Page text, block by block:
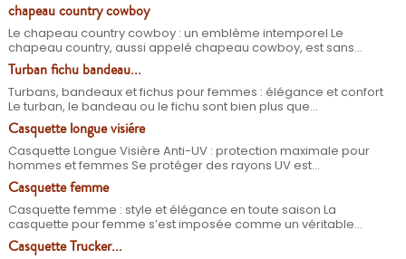
chapeau country cowboy
Le chapeau country cowboy : un emblème intemporel Le
chapeau country, aussi appelé chapeau cowboy, est sans...
Turban fichu bandeau...
Turbans, bandeaux et fichus pour femmes : élégance et confort
Le turban, le bandeau ou le fichu sont bien plus que...
Casquette longue visiére
Casquette Longue Visière Anti-UV : protection maximale pour
hommes et femmes Se protéger des rayons UV est...
Casquette femme
Casquette femme : style et élégance en toute saison La
casquette pour femme s’est imposée comme un véritable...
Casquette Trucker...